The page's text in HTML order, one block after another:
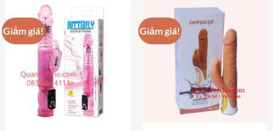
Giảm giá! Giảm giá!